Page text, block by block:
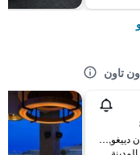
تاون
521 6th Avenue, سان دييغو, CA, الولايات المتحدة الأميريكية